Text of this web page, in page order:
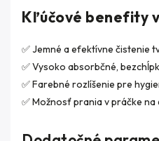
Kľúčové benefity
✅ Jemné a efektívne čistenie
✅ Vysoko absorbčné,
✅ Farebné rozlíšenie pre
✅ Možnosť prania v práčke na